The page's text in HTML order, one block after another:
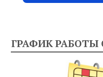
ГРАФИК РАБОТЫ